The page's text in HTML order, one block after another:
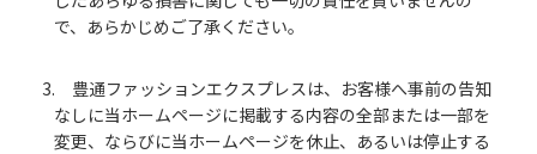
で、あらかじめご了承ください。
3. 豊通ファッションエクスプレスは、お客様へ事前の告知
なしに当ホームページに掲載する内容の全部または一部を
変更、ならびに当ホームページを休止、あるいは停止する